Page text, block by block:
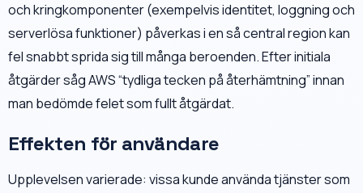
och kringkomponenter (exempelvis identitet, loggning och
serverlösa funktioner) påverkas i en så central region kan
fel snabbt sprida sig till många beroenden. Efter initiala
åtgärder såg AWS “tydliga tecken på återhämtning” innan
man bedömde felet som fullt åtgärdat.
Effekten för användare
Upplevelsen varierade: vissa kunde använda tjänster som